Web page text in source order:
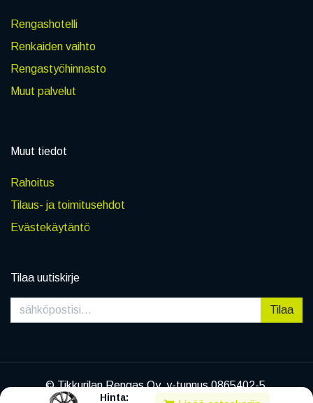
Hinta:
Rengashotelli
Renkaiden vaihto
Rengastyöhinnasto
Muut palvelut
Muut tiedot
Rahoitus
Tilaus- ja toimitusehdot
Evästekäytäntö
Tilaa uutiskirje
Tilaa
© Tikkurilan Rengas Oy, y-tunnus 0865402-5